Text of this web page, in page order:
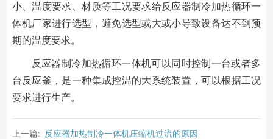
小、温度要求、材质等工况要求给反应器制冷加热循环一
体机厂家进行选型，避免选型或大或小导致设备达不到预
期的温度要求。
反应器制冷加热循环一体机可以同时控制一台或者多
台反应釜，是一种集成控温的大系统装置，可以根据工况
要求进行生产。
上一篇:
反应器加热制冷一体机压缩机过流的原因